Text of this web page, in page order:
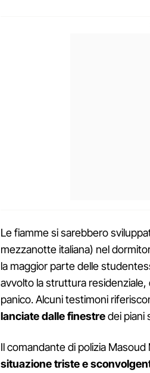
Le fiamme si sarebbero
mezzanotte italiana) nel
la maggior parte delle
avvolto la struttura
panico. Alcuni testimoni
lanciate dalle finestredei piani
Il comandante di polizia
situazione triste e